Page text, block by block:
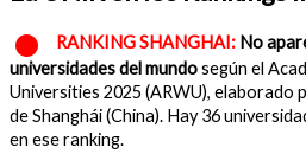
RANKING SHANGHAI: No
universidades del mundosegún el
Universities 2025 (ARWU), elaborado
de Shanghái (China). Hay 36
en ese ranking.